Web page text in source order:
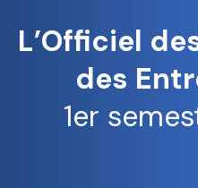
L’Officiel
des
1er